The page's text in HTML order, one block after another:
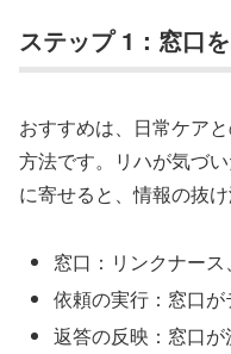
ステップ 1：窓口
おすすめは、日常ケア
方法です。リハが気づ
に寄せると、情報の抜け
窓口：リンクナー
依頼の実行：窓口
返答の反映：窓口